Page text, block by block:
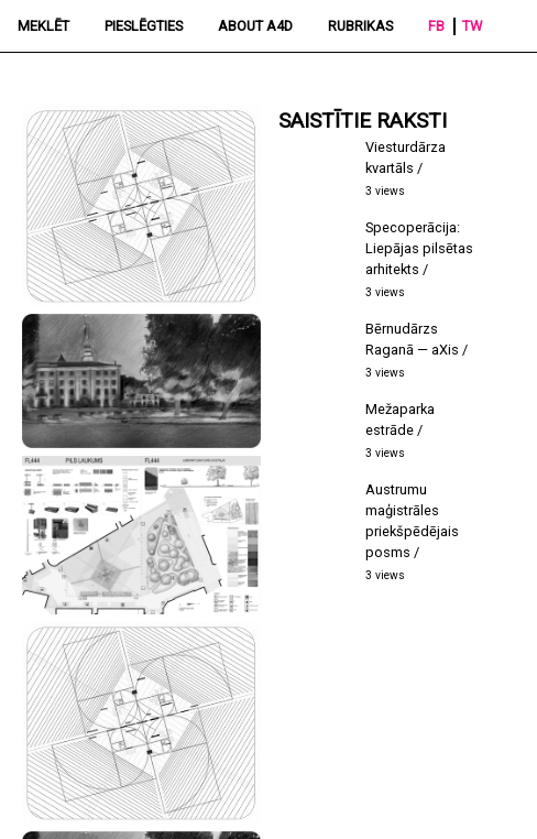
MEKLĒT PIESLĒGTIES ABOUT A4D RUBRIKAS FB TW
SAISTĪTIE RAKSTI
Viesturdārza
kvartāls
3 views
Specoperācija:
Liepājas pilsētas
arhitekts
3 views
Bērnudārzs
Raganā — aXis
3 views
Mežaparka
estrāde
3 views
Austrumu
maģistrāles
priekšpēdējais
posms
3 views